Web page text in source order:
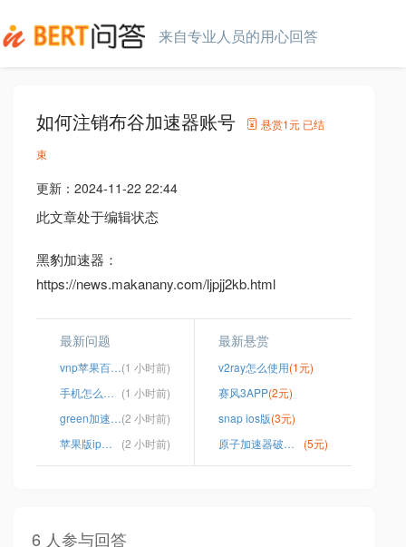
来自专业人员的用心回答
如何注销布谷加速器账号 悬赏1元 已结
束
更新： 2024-11-22 22:44
此文章处于编辑状态
黑豹加速器：
https://news.makanany.com/ljpjj2kb.html
最新问题
vnp苹果百度网盘(1 小时前)
手机怎么设置dns上外网 (1 小时前)
green加速器免费(2 小时前)
苹果版ip转换器免费版
(2 小时前)
最新悬赏
v2ray怎么使用(1元)
赛风3APP(2元)
snap ios版(3元)
原子加速器破解版
(5元)
6 人参与回答